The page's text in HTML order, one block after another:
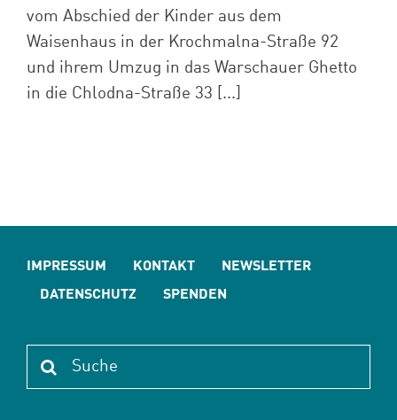
vom Abschied der Kinder aus dem
Waisenhaus in der Krochmalna-Straße 92
und ihrem Umzug in das Warschauer Ghetto
in die Chlodna-Straße 33 [...]
IMPRESSUM KONTAKT
NEWSLETTER
DATENSCHUTZ
SPENDEN
Suche